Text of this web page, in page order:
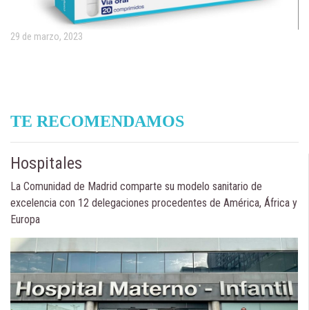
29 de marzo, 2023
TE RECOMENDAMOS
Hospitales
La Comunidad de Madrid comparte su modelo sanitario de
excelencia con 12 delegaciones procedentes de América, África y
Europa